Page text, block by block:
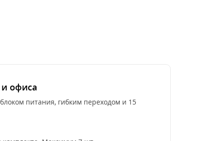
и офиса
питания, гибким переходом и 15